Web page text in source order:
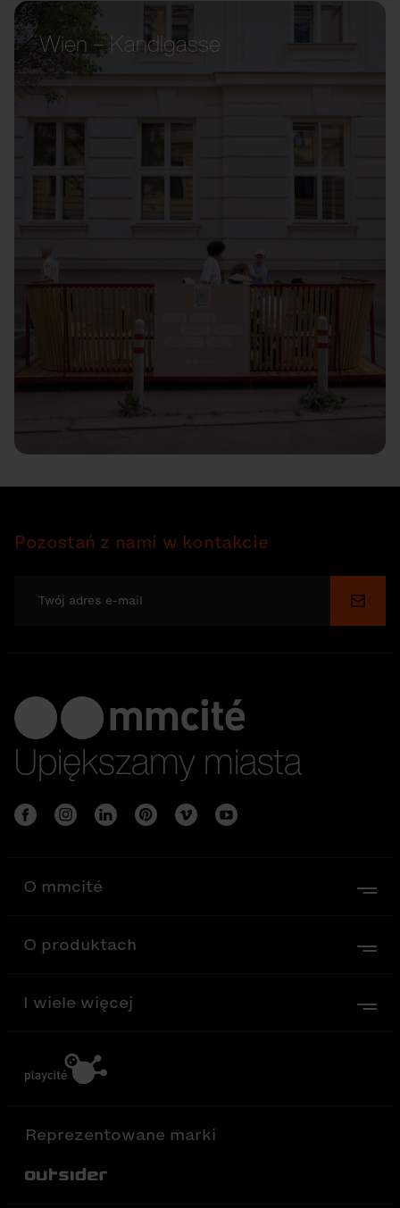
Wien – Kandlgasse
Pozostań z nami w kontakcie
Wyślij
Upiększamy miasta
O mmcité
O produktach
I wiele więcej
Reprezentowane marki
Out-Sider